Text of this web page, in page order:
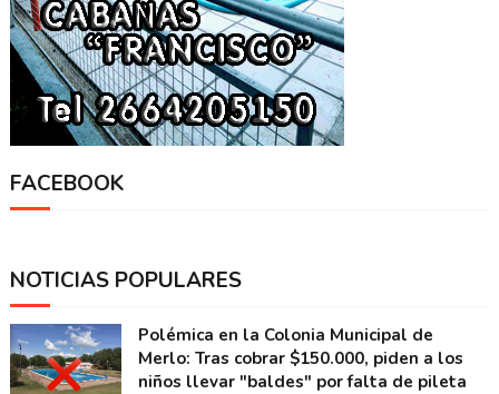
FACEBOOK
NOTICIAS POPULARES
Polémica en la Colonia Municipal de
Merlo: Tras cobrar $150.000, piden a los
niños llevar "baldes" por falta de pileta